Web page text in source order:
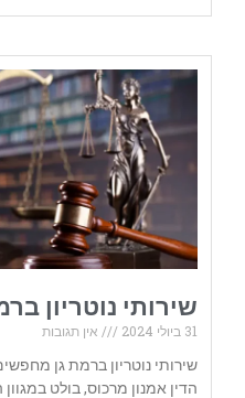
שירותי נוטריון
31 ביולי 2024
אין תגובות
שירותי נוטריון ברמת גן
הדין אמנון מרכוס, בולט